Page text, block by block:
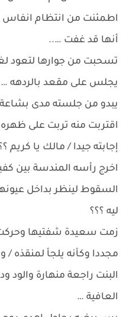
اطمئنت من انتظام انفاس
أنها قد غفت …..
تسحبت من جوارها لتعود
يجلس على مقعد بالردهه
يبدو من جلسته مدى
اقتربت منه تربت على
إجابته جيدا / مالك يا كريم
اخرج رأسه المندسة بين
السقوط لينظر بداخل
ليه ؟؟؟
زمت سعيدة شفتيها وحركت
مجددا وكأنه يلجأ لمنقذه
البنت راجعة منهارة والود
العافية …